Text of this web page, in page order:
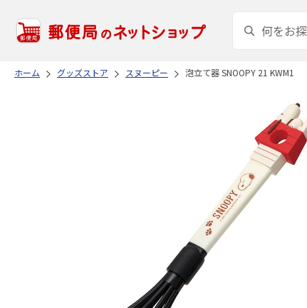
ホーム グッズストア スヌーピー 泡立て器 SNOOPY 21 KWM1